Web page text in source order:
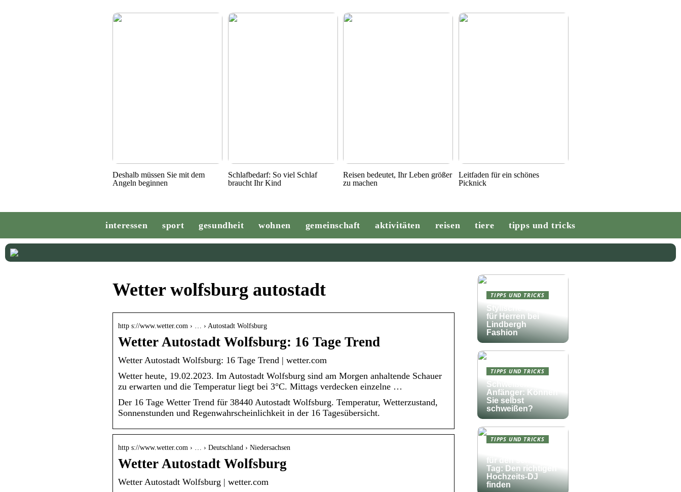
Deshalb müssen Sie mit dem
Angeln beginnen
Schlafbedarf: So viel Schlaf
braucht Ihr Kind
Reisen bedeutet, Ihr Leben größer
zu machen
Leitfaden für ein schönes
Picknick
interessen sport gesundheit wohnen gemeinschaft aktivitäten reisen tiere tipps und tricks
Wetter wolfsburg autostadt
http s://www.wetter.com › … › Autostadt Wolfsburg
Wetter Autostadt Wolfsburg: 16 Tage Trend
Wetter Autostadt Wolfsburg: 16 Tage Trend | wetter.com
Wetter heute, 19.02.2023. Im Autostadt Wolfsburg sind am Morgen anhaltende Schauer
zu erwarten und die Temperatur liegt bei 3°C. Mittags verdecken einzelne …
Der 16 Tage Wetter Trend für 38440 Autostadt Wolfsburg. Temperatur, Wetterzustand,
Sonnenstunden und Regenwahrscheinlichkeit in der 16 Tagesübersicht.
http s://www.wetter.com › … › Deutschland › Niedersachsen
Wetter Autostadt Wolfsburg
Wetter Autostadt Wolfsburg | wetter.com
TIPPS UND TRICKS
Stylische Troyer
für Herren bei
Lindbergh
Fashion
TIPPS UND TRICKS
Schweißen für
Anfänger: Können
Sie selbst
schweißen?
TIPPS UND TRICKS
für den schönsten
Tag: Den richtigen
Hochzeits-DJ
finden